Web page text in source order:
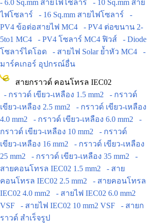
- 6.0 Sq.mm สายไฟโซลาร์
- 10 Sq.mm สาย
ไฟโซลาร์
- 16 Sq.mm สายไฟโซลาร์
-
PV4 ข้อต่อสายไฟ MC4
- PV4 ต่อขนาน 2-
5to1 MC4
- PV4 โซลาร์ MC4 ฟิวส์
- Diode
โซลาร์ไดโอด
- สายไฟ Solar ย้ำหัว MC4
-
มาร์คเกอร์ อุปกรณ์อื่น
สายกราวด์ คอนโทรล IEC02
- กราวด์ เขียว-เหลือง 1.5 mm2
- กราวด์
เขียว-เหลือง 2.5 mm2
- กราวด์ เขียว-เหลือง
4.0 mm2
- กราวด์ เขียว-เหลือง 6.0 mm2
-
กราวด์ เขียว-เหลือง 10 mm2
- กราวด์
เขียว-เหลือง 16 mm2
- กราวด์ เขียว-เหลือง
25 mm2
- กราวด์ เขียว-เหลือง 35 mm2
-
สายคอนโทรล IEC02 1.5 mm2
- สาย
คอนโทรล IEC02 2.5 mm2
- สายคอนโทรล
IEC02 4.0 mm2
- สายไฟ IEC02 6.0 mm2
VSF
- สายไฟ IEC02 10 mm2 VSF
- สายก
ราวด์ สำเร็จรูป